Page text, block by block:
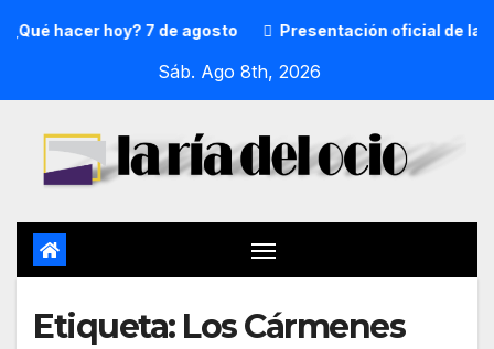
¿Qué hacer hoy? 7 de agosto Presentación oficial de la
Sáb. Ago 8th, 2026
Etiqueta: Los Cármenes